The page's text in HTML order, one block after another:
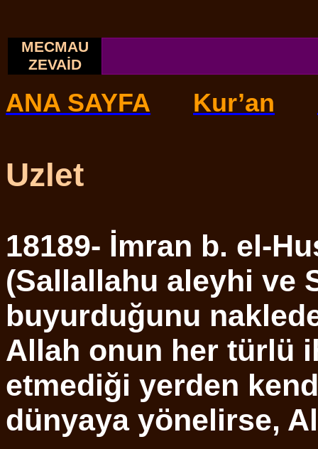
MECMAU
ZEVAİD
ANA SAYFA Kur’an
Uzlet
18189- İmran b. el-
(Sallallahu aleyhi ve
buyurduğunu
Allah onun her türlü
etmediği yerden
dünyaya yönelirse,